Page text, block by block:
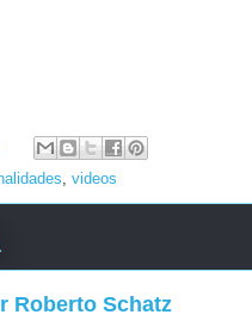
, videos
Roberto Schatz